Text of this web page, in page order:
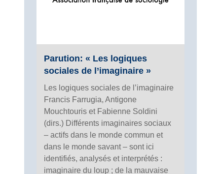
Parution: « Les logiques
sociales de l’imaginaire »
Les logiques sociales de l’imaginaire
Francis Farrugia, Antigone
Mouchtouris et Fabienne Soldini
(dirs.) Différents imaginaires sociaux
– actifs dans le monde commun et
dans le monde savant – sont ici
identifiés, analysés et interprétés :
imaginaire du loup ; de la mauvaise